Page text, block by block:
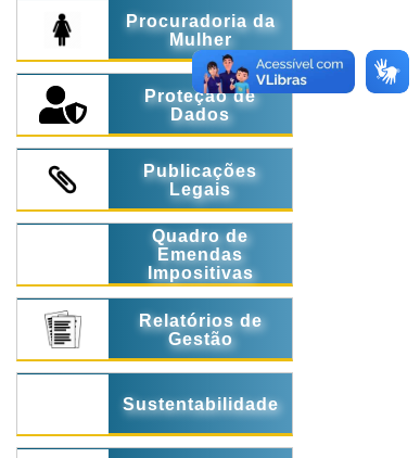
Procuradoria da
Mulher
Proteção de
Dados
Publicações
Legais
Quadro de
Emendas
Impositivas
Relatórios de
Gestão
Sustentabilidade